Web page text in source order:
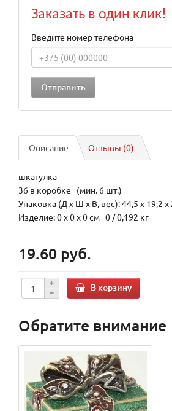
Заказать в один клик!
Введите номер телефона
Описание Отзывы (0)
шкатулка
36 в коробке (мин. 6 шт.)
Упаковка (Д х Ш х В, вес): 44,5 x 19,2
Изделие: 0 x 0 x 0 см 0 / 0,192 кг
19.60 руб.
В корзину
Обратите внимание